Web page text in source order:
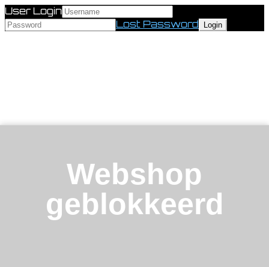
Webshop
geblokkeerd
User Login
Lost Password